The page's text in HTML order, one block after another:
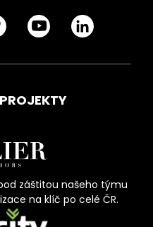
záštitou našeho týmu
na klíč po celé ČR.